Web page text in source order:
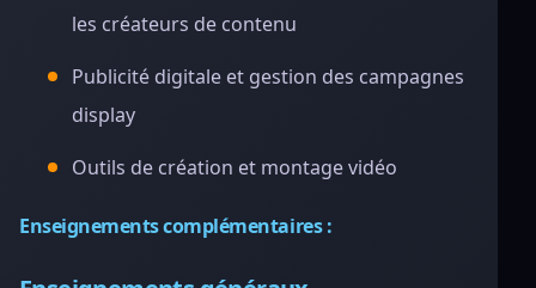
les créateurs de contenu
Publicité digitale et gestion des campagnes
display
Outils de création et montage vidéo
Enseignements complémentaires :